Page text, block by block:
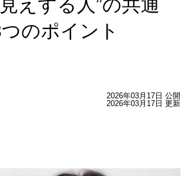
えする人”の共通
のポイント
2026年03月17日 公開
2026年03月17日 更新